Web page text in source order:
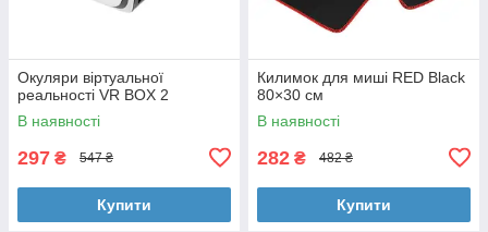
Окуляри віртуальної
реальності VR BOX 2
В наявності
297 ₴ 547 ₴
Купити
Килимок для миші RED Black
80×30 см
В наявності
282 ₴ 482 ₴
Купити